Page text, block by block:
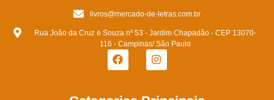
livros@mercado-de-letras.com.br
Rua João da Cruz e Souza nº 53 - Jardim Chapadão - CEP 13070-
116 - Campinas/ São Paulo